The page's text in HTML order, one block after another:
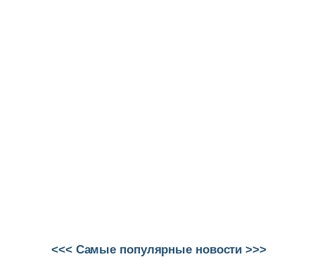
<<< Самые популярные новости >>>